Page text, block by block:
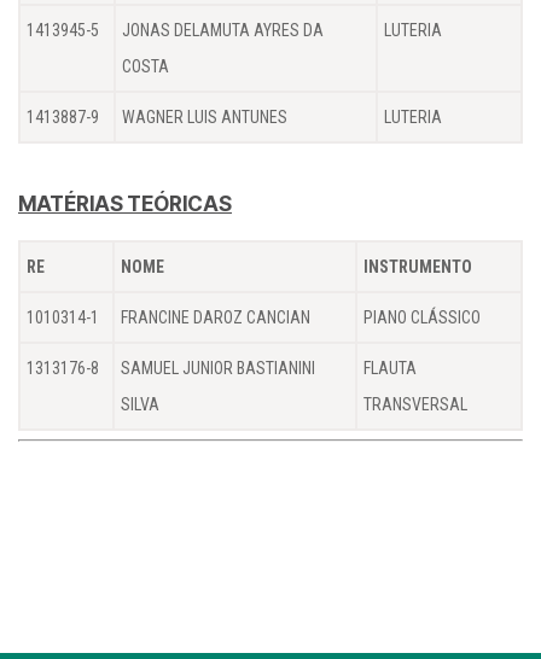
1413945-5
JONAS DELAMUTA AYRES DA
COSTA
LUTERIA
1413887-9 WAGNER LUIS ANTUNES LUTERIA
MATÉRIAS TEÓRICAS
RE NOME INSTRUMENTO
1010314-1 FRANCINE DAROZ CANCIAN PIANO CLÁSSICO
1313176-8
SAMUEL JUNIOR BASTIANINI
SILVA
FLAUTA
TRANSVERSAL